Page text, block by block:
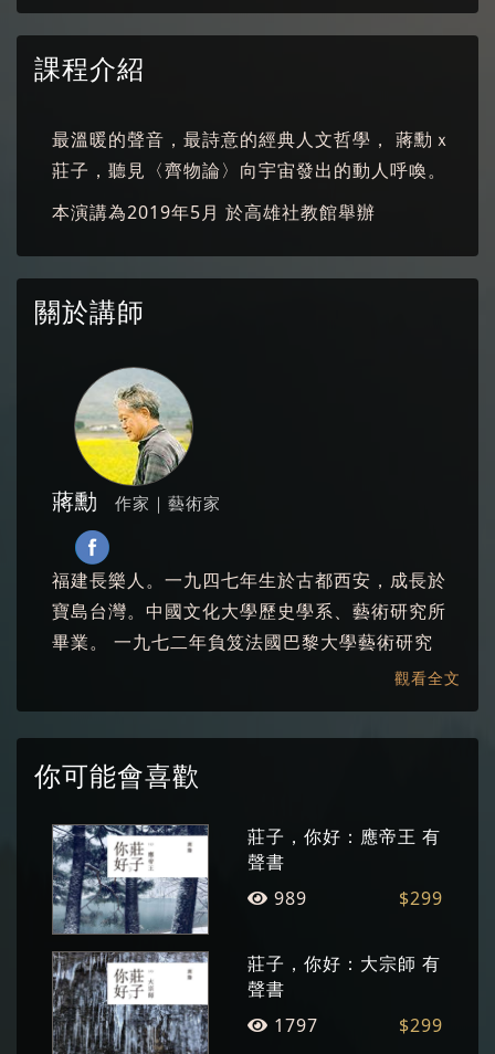
課程介紹
最溫暖的聲音，最詩意的經典人文哲學， 蔣勳ｘ
莊子，聽見〈齊物論〉向宇宙發出的動人呼喚。
本演講為2019年5月 於高雄社教館舉辦
關於講師
蔣勳 作家｜藝術家
福建長樂人。一九四七年生於古都西安，成長於
寶島台灣。中國文化大學歷史學系、藝術研究所
畢業。 一九七二年負笈法國巴黎大學藝術研究
所，一九七六年返台。曾任《雄獅美術》月刊主
主任等，先後執教於臺灣多所知名學府。 現專事
寫作、繪畫、藝術美學研究推廣，曾與趨勢教育
基金會執行長陳怡蓁共同主持中廣《藝文Fun輕
鬆》節目，長年以佈道的心情傳播對美的感動。
個展與聯展遍及各地，著作有詩集、散文、小
說、藝術史、美學專論、畫冊、有聲書等數十
種，作品多次獲獎。
觀看全文
你可能會喜歡
莊子，你好：應帝王 有
聲書
989
$299
莊子，你好：大宗師 有
聲書
1797
$299